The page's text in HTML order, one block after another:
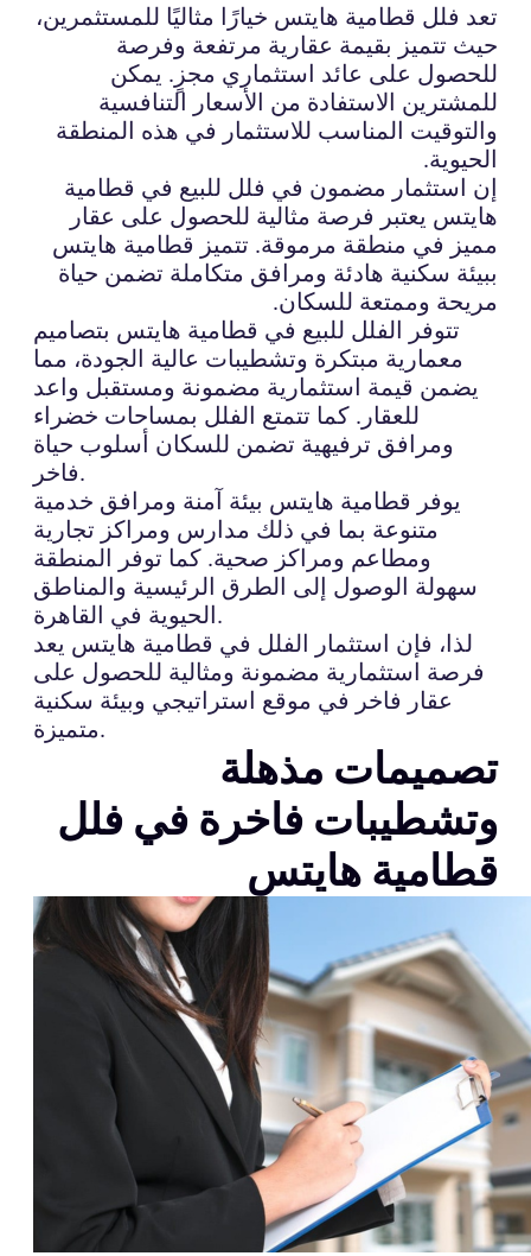
تعد فلل قطامية هايتس خيارًا مثاليًا للمستثمرين،
حيث تتميز بقيمة عقارية مرتفعة وفرصة
للحصول على عائد استثماري مجزٍ. يمكن
للمشترين الاستفادة من الأسعار التنافسية
والتوقيت المناسب للاستثمار في هذه المنطقة
الحيوية.
إن استثمار مضمون في فلل للبيع في قطامية
هايتس يعتبر فرصة مثالية للحصول على عقار
مميز في منطقة مرموقة. تتميز قطامية هايتس
ببيئة سكنية هادئة ومرافق متكاملة تضمن حياة
مريحة وممتعة للسكان.
تتوفر الفلل للبيع في قطامية هايتس بتصاميم
معمارية مبتكرة وتشطيبات عالية الجودة، مما
يضمن قيمة استثمارية مضمونة ومستقبل واعد
للعقار. كما تتمتع الفلل بمساحات خضراء
ومرافق ترفيهية تضمن للسكان أسلوب حياة
فاخر.
يوفر قطامية هايتس بيئة آمنة ومرافق خدمية
متنوعة بما في ذلك مدارس ومراكز تجارية
ومطاعم ومراكز صحية. كما توفر المنطقة
سهولة الوصول إلى الطرق الرئيسية والمناطق
الحيوية في القاهرة.
لذا، فإن استثمار الفلل في قطامية هايتس يعد
فرصة استثمارية مضمونة ومثالية للحصول على
عقار فاخر في موقع استراتيجي وبيئة سكنية
متميزة.
تصميمات مذهلة
وتشطيبات فاخرة في فلل
قطامية هايتس